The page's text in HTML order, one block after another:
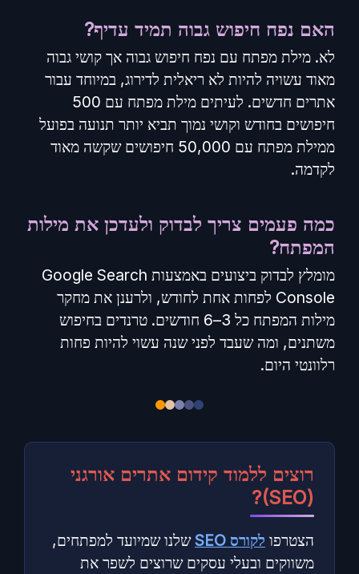
האם נפח חיפוש גבוה תמיד עדיף?
לא. מילת מפתח עם נפח חיפוש גבוה אך קושי גבוה
מאוד עשויה להיות לא ריאלית לדירוג, במיוחד עבור
אתרים חדשים. לעיתים מילת מפתח עם 500
חיפושים בחודש וקושי נמוך תביא יותר תנועה בפועל
ממילת מפתח עם 50,000 חיפושים שקשה מאוד
לקדמה.
כמה פעמים צריך לבדוק ולעדכן את מילות
המפתח?
מומלץ לבדוק ביצועים באמצעות Google Search
Console לפחות אחת לחודש, ולרענן את מחקר
מילות המפתח כל 3–6 חודשים. טרנדים בחיפוש
משתנים, ומה שעבד לפני שנה עשוי להיות פחות
רלוונטי היום.
רוצים ללמוד קידום אתרים אורגני
(SEO)?
הצטרפו לקורס SEO שלנו שמיועד למפתחים,
משווקים ובעלי עסקים שרוצים לשפר את